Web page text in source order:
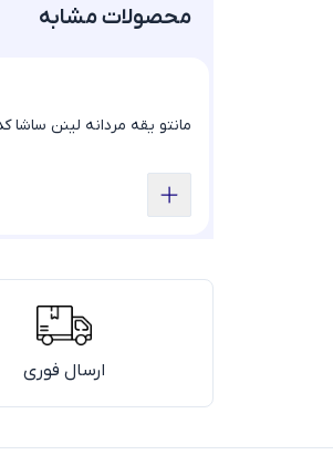
محصولات مشابه
مانتو یقه مردانه لینن ساشا کد
ارسال فوری